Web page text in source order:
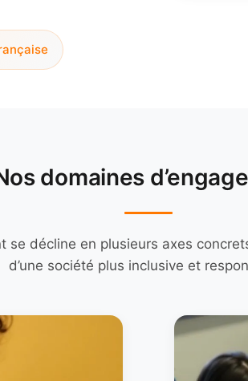
domaines
se décline en plusieurs axes
d’une société plus inclusive et